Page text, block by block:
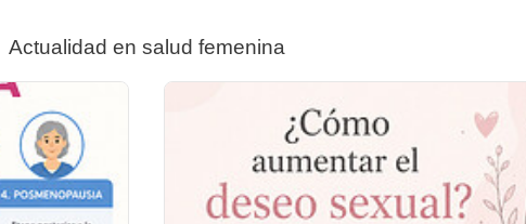
Actualidad en salud femenina